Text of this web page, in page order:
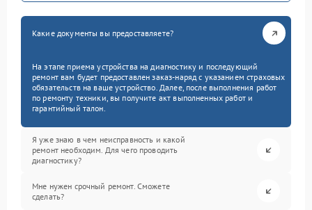
Какие документы вы предоставляете?
На этапе приема устройства на диагностику и последующий
ремонт вам будет предоставлен заказ-наряд с указанием страховых
обязательств на ваше устройство. Далее, после выполнения работ
по ремонту техники, вы получите акт выполненных работ и
гарантийный талон.
Я уже знаю в чем неисправность и какой
ремонт необходим. Для чего проводить
диагностику?
Мне нужен срочный ремонт. Сможете
сделать?